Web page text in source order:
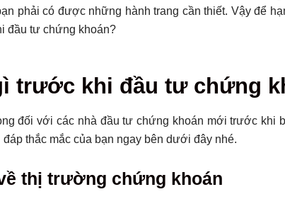
phải có được những hành trang cần thiết. Vậy để
đầu tư chứng khoán?
tư chứng khoán?
chứng khoán
trước khi đầu tư chứng
đối với các nhà đầu tư chứng khoán mới trước khi
thắc mắc của bạn ngay bên dưới đây nhé.
thị trường chứng khoán